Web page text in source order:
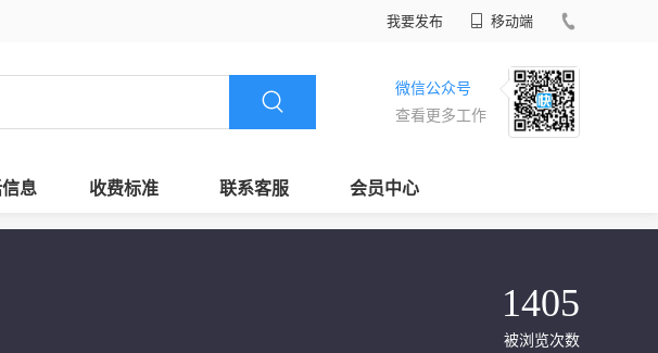
我要发布 移动端
微信公众号
查看更多工作
息 收费标准 联系客服 会员中心
1405
被浏览次数